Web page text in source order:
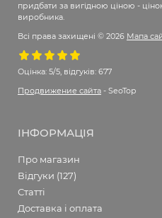
придбати за вигідною ціною -
виробника.
Всі права захищені © 2026 Мапа
Оцінка: 5/5, відгуків: 677
Продвижение сайта - SeoTop
ІНФОРМАЦІЯ
Про магазин
Відгуки (127)
Статті
Доставка і оплата